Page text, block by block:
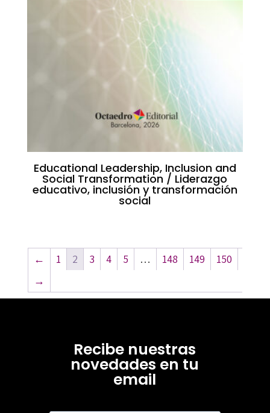
Educational Leadership, Inclusion and
Social Transformation / Liderazgo
educativo, inclusión y transformación
social
← 1 2 3 4 5 … 148 149
150
→
Recibe nuestras
novedades en tu
email